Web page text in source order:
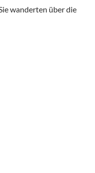
wanderten über die